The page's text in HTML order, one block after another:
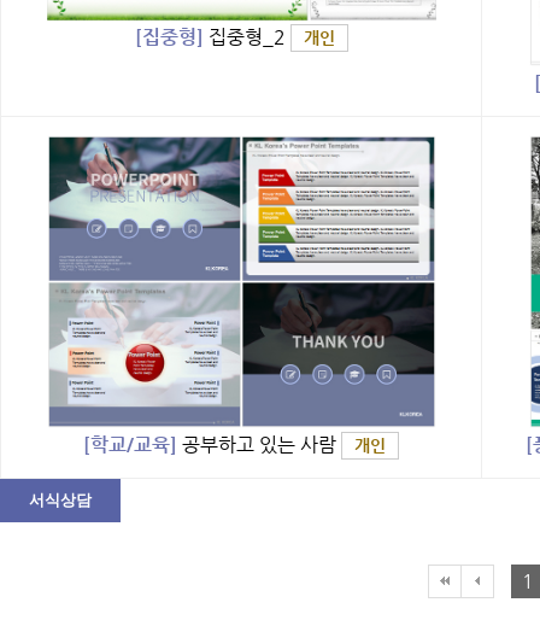
[집중형] 집중형_2 개인
[학교/교육] 공부하고 있는 사람 개인 [
서식상담
1